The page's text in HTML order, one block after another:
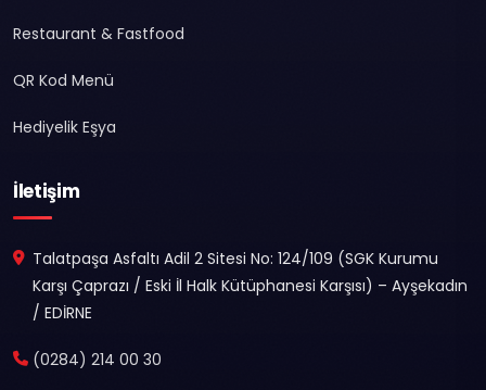
Restaurant & Fastfood
QR Kod Menü
Hediyelik Eşya
İletişim
Talatpaşa Asfaltı Adil 2 Sitesi No: 124/109 (SGK Kurumu
Karşı Çaprazı / Eski İl Halk Kütüphanesi Karşısı) – Ayşekadın
/ EDİRNE
(0284) 214 00 30